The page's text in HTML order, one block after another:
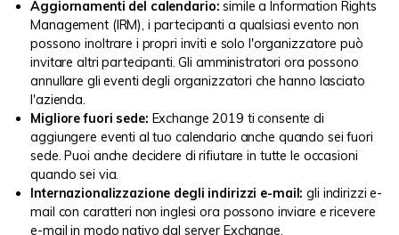
Aggiornamenti del calendario: simile a Information Rights
Management (IRM), i partecipanti a qualsiasi evento non
possono inoltrare i propri inviti e solo l'organizzatore può
invitare altri partecipanti. Gli amministratori ora possono
annullare gli eventi degli organizzatori che hanno lasciato
l'azienda.
Migliore fuori sede: Exchange 2019 ti consente di
aggiungere eventi al tuo calendario anche quando sei fuori
sede. Puoi anche decidere di rifiutare in tutte le occasioni
quando sei via.
Internazionalizzazione degli indirizzi e-mail: gli indirizzi e-
mail con caratteri non inglesi ora possono inviare e ricevere
e-mail in modo nativo dal server Exchange.